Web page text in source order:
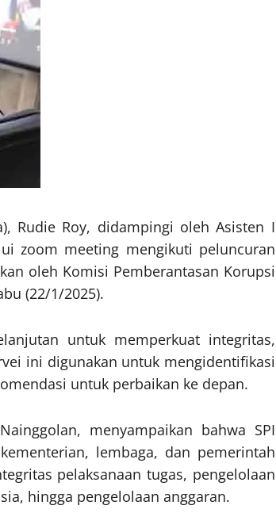
Rudie Roy, didampingi oleh Asisten I
zoom meeting mengikuti peluncuran
oleh Komisi Pemberantasan Korupsi
(22/1/2025).
untuk memperkuat integritas,
ini digunakan untuk mengidentifikasi
untuk perbaikan ke depan.
menyampaikan bahwa SPI
lembaga, dan pemerintah
pelaksanaan tugas, pengelolaan
hingga pengelolaan anggaran.